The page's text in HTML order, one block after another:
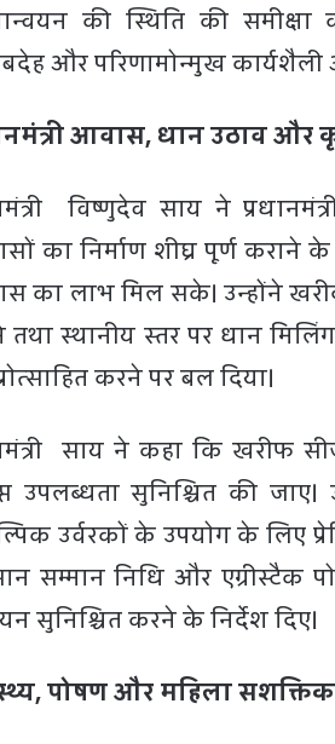
की स्थिति की
और परिणामोन्मुख कार्यशैली
आवास, धान उठाव और
विष्णुदेव साय ने
का निर्माण शीघ्र पूर्ण कराने के
का लाभ मिल सके। उन्होंने
स्थानीय स्तर पर धान
करने पर बल दिया।
साय ने कहा कि खरीफ
उपलब्धता सुनिश्चित की
उर्वरकों के उपयोग के लिए
सम्मान निधि और एग्रीस्टैक
सुनिश्चित करने के निर्देश दिए।
पोषण और महिला